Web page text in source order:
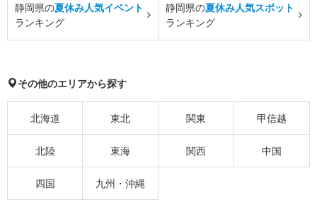
静岡県の夏休み人気イベント
ランキング
静岡県の夏休み人気スポット
ランキング
その他のエリアから探す
北海道 東北 関東 甲信越
北陸 東海 関西 中国
四国 九州・沖縄